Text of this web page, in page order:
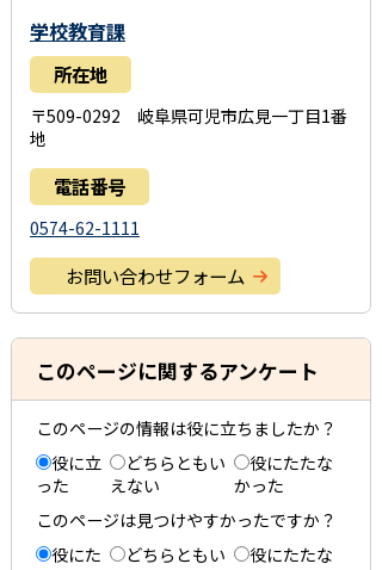
学校教育課
所在地
〒509-0292 岐阜県可児市広見一丁目1番
地
電話番号
0574-62-1111
お問い合わせフォーム
このページに関するアンケート
このページの情報は役に立ちましたか？
役に立
った
どちらともい
えない
役にたたな
かった
このページは見つけやすかったですか？
役にた
どちらともい
役にたたな